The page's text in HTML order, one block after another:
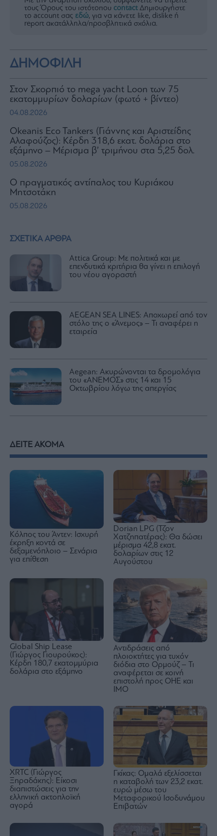
ΣΧΕΤΙΚΑ ΑΡΘΡΑ
Attica Group: Με πολιτικά και με
επενδυτικά κριτήρια θα γίνει η επιλογή
του νέου αγοραστή
AEGEAN SEA LINES: Αποχωρεί από τον
στόλο της ο «Άνεμος» – Τι αναφέρει η
εταιρεία
Aegean: Ακυρώνονται τα δρομολόγια
του «ΑΝΕΜΟΣ» στις 14 και 15
Οκτωβρίου λόγω της απεργίας
τους Όρους του ιστότοπου contactΔημιουργήστε
το account σας εδώ, για να κάνετε like, dislike ή
report ακατάλληλα/προσβλητικά σχόλια.
ΔΗΜΟΦΙΛΗ
Στον Σκορπιό το mega yacht Loon των 75
εκατομμυρίων δολαρίων (φωτό + βίντεο)
04.08.2026
Okeanis Eco Tankers (Γιάννης και Αριστείδης
Αλαφούζος): Κέρδη 318,6 εκατ. δολάρια στο
εξάμηνο – Μέρισμα β’ τριμήνου στα 5,25 δολ.
05.08.2026
Ο πραγματικός αντίπαλος του Κυριάκου
Μητσοτάκη
05.08.2026
ΔΕΙΤΕ ΑΚΟΜΑ
Κόλπος του Άντεν: Ισχυρή
έκρηξη κοντά σε
δεξαμενόπλοιο – Σενάρια
για επίθεση
Dorian LPG (Τζον
Χατζηπατέρας): Θα δώσει
μέρισμα 42,8 εκατ.
δολαρίων στις 12
Αυγούστου
Global Ship Lease
(Γιώργος Γιουρούκος):
Κέρδη 180,7 εκατομμύρια
δολάρια στο εξάμηνο
Αντιδράσεις από
πλοιοκτήτες για τυχόν
διόδια στο Ορμούζ – Τι
αναφέρεται σε κοινή
επιστολή προς ΟΗΕ και
ΙΜΟ
XRTC (Γιώργος
Ξηραδάκης): Είκοσι
διαπιστώσεις για την
ελληνική ακτοπλοϊκή
αγορά
Γκίκας: Ομαλά εξελίσσεται
η καταβολή των 23,2 εκατ.
ευρώ μέσω του
Μεταφορικού Ισοδυνάμου
Επιβατών